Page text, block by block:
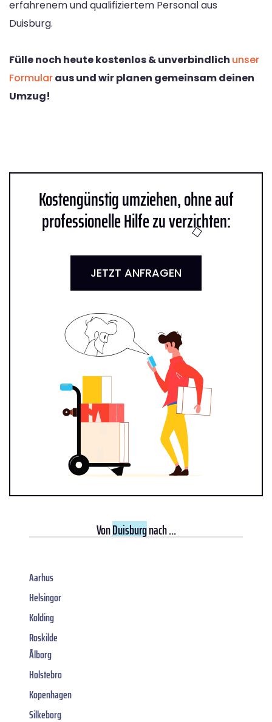
erfahrenem und qualifiziertem Personal aus
Duisburg.
Fülle noch heute kostenlos & unverbindlich unser
Formularaus und wir planen gemeinsam deinen
Umzug!
Kostengünstig umziehen, ohne auf
professionelle Hilfe zu verzichten:
JETZT ANFRAGEN
VonDuisburgnach ...
Aarhus
Helsingor
Kolding
Roskilde
Ålborg
Holstebro
Kopenhagen
Silkeborg